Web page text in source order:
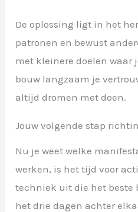
De oplossing ligt in het
patronen en bewust
met kleinere doelen waar
bouw langzaam je
altijd dromen met doen.
Jouw volgende stap
Nu je weet welke
werken, is het tijd voor
techniek uit die het beste
het drie dagen achter